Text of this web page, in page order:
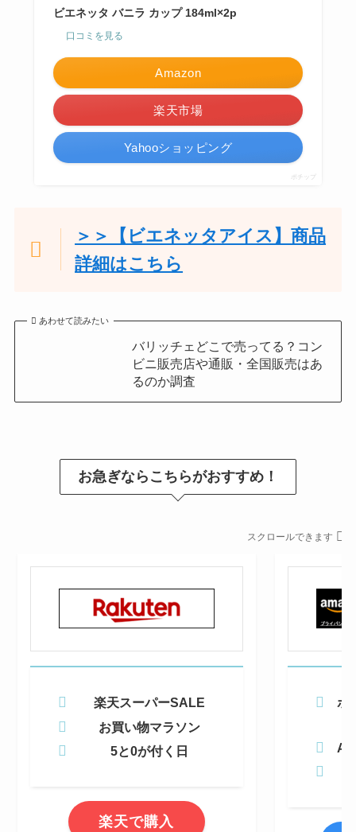
ビエネッタ バニラ カップ 184ml×2p
口コミを見る
Amazon
楽天市場
Yahooショッピング
ポチップ
＞＞【ビエネッタアイス】商品
詳細はこちら
あわせて読みたい
バリッチェどこで売ってる？コン
ビニ販売店や通販・全国販売はあ
るのか調査
お急ぎならこちらがおすすめ！
スクロールできます
楽天スーパーSALE
お買い物マラソン
5と0が付く日
楽天で購入
ポ